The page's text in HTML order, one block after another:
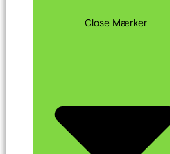
Close Mærker